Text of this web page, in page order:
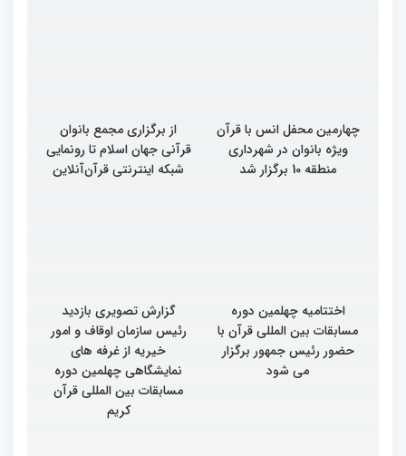
چهارمین محفل انس با قرآن
ویژه بانوان در شهرداری
منطقه 10 برگزار شد
از برگزاری مجمع بانوان
قرآنی جهان اسلام تا رونمایی
شبکه اینترنتی قرآن‌آنلاین
اختتامیه چهلمین دوره
مسابقات بین المللی قرآن با
حضور رئیس جمهور برگزار
می شود
گزارش تصویری بازدید
رئیس سازمان اوقاف و امور
خیریه از غرفه های
نمایشگاهی چهلمین دوره
مسابقات بین المللی قرآن
کریم